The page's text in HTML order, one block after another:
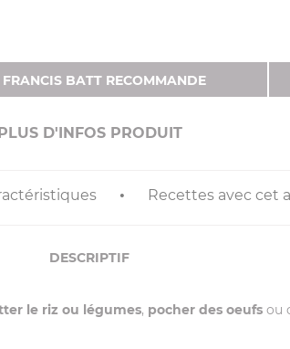
FRANCIS BATT RECOMMANDE
PLUS D'INFOS PRODUIT
Recettes avec cet
DESCRIPTIF
le riz ou légumes, pocher des oeufs ou